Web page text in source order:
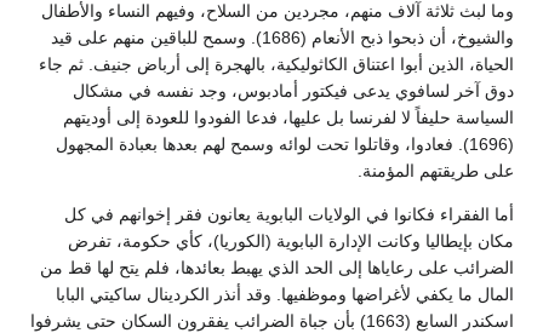
وما لبث ثلاثة آلاف منهم، مجردين من السلاح، وفيهم النساء والأطفال
والشيوخ، أن ذبحوا ذبح الأنعام (1686). وسمح للباقين منهم على قيد
الحياة، الذين أبوا اعتناق الكاثوليكية، بالهجرة إلى أرباض جنيف. ثم جاء
دوق آخر لسافوي يدعى فيكتور أمادبوس، وجد نفسه في مشكال
السياسة حليفاً لا لفرنسا بل عليها، فدعا الفودوا للعودة إلى أوديتهم
(1696). فعادوا، وقاتلوا تحت لوائه وسمح لهم بعدها بعبادة المجهول
على طريقتهم المؤمنة.
أما الفقراء فكانوا في الولايات البابوية يعانون فقر إخوانهم في كل
مكان بإيطاليا وكانت الإدارة البابوية (الكوريا)، كأي حكومة، تفرض
الضرائب على رعاياها إلى الحد الذي يهبط بعائدها، فلم يتح لها قط من
المال ما يكفي لأغراضها وموظفيها. وقد أنذر الكردينال ساكيتي البابا
اسكندر السابع (1663) بأن جباة الضرائب يفقرون السكان حتى يشرفوا